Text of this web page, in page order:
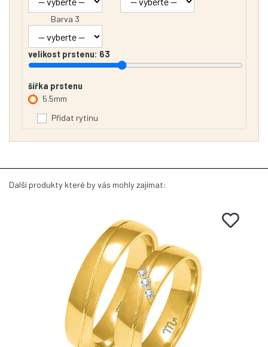
Barva 3
velikost prstenu: 63
šířka prstenu
5.5mm
Přidat rytinu
Další produkty které by vás mohly zajímat: